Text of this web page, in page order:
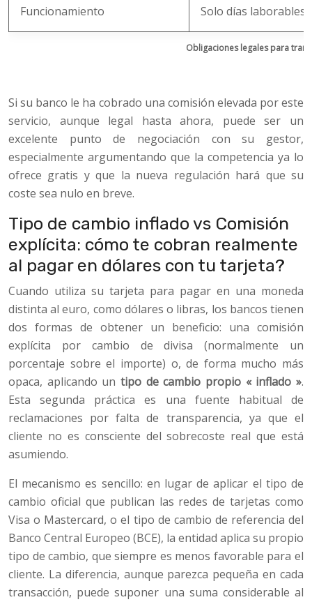
Obligaciones legales para
Funcionamiento Solo días laborables
Si su banco le ha cobrado una comisión elevada por este
servicio, aunque legal hasta ahora, puede ser un
excelente punto de negociación con su gestor,
especialmente argumentando que la competencia ya lo
ofrece gratis y que la nueva regulación hará que su
coste sea nulo en breve.
Tipo de cambio inflado vs Comisión
explícita: cómo te cobran realmente
al pagar en dólares con tu tarjeta?
Cuando utiliza su tarjeta para pagar en una moneda
distinta al euro, como dólares o libras, los bancos tienen
dos formas de obtener un beneficio: una comisión
explícita por cambio de divisa (normalmente un
porcentaje sobre el importe) o, de forma mucho más
opaca, aplicando un tipo de cambio propio « inflado ».
Esta segunda práctica es una fuente habitual de
reclamaciones por falta de transparencia, ya que el
cliente no es consciente del sobrecoste real que está
asumiendo.
El mecanismo es sencillo: en lugar de aplicar el tipo de
cambio oficial que publican las redes de tarjetas como
Visa o Mastercard, o el tipo de cambio de referencia del
Banco Central Europeo (BCE), la entidad aplica su propio
tipo de cambio, que siempre es menos favorable para el
cliente. La diferencia, aunque parezca pequeña en cada
transacción, puede suponer una suma considerable al